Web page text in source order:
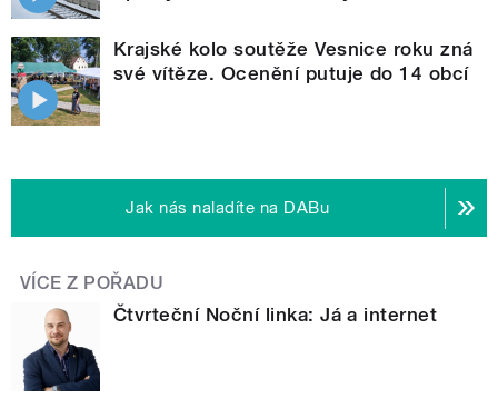
Krajské kolo soutěže Vesnice roku zná
své vítěze. Ocenění putuje do 14 obcí
Jak nás naladíte na DABu
VÍCE Z POŘADU
Čtvrteční Noční linka: Já a internet